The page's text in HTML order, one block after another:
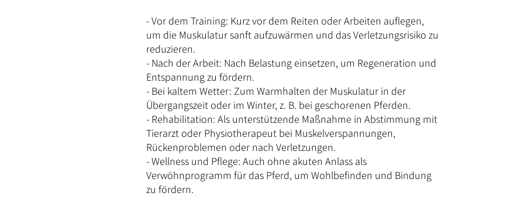
- Vor dem Training: Kurz vor dem Reiten oder Arbeiten auflegen,
um die Muskulatur sanft aufzuwärmen und das Verletzungsrisiko zu
reduzieren.
- Nach der Arbeit: Nach Belastung einsetzen, um Regeneration und
Entspannung zu fördern.
- Bei kaltem Wetter: Zum Warmhalten der Muskulatur in der
Übergangszeit oder im Winter, z. B. bei geschorenen Pferden.
- Rehabilitation: Als unterstützende Maßnahme in Abstimmung mit
Tierarzt oder Physiotherapeut bei Muskelverspannungen,
Rückenproblemen oder nach Verletzungen.
- Wellness und Pflege: Auch ohne akuten Anlass als
Verwöhnprogramm für das Pferd, um Wohlbefinden und Bindung
zu fördern.